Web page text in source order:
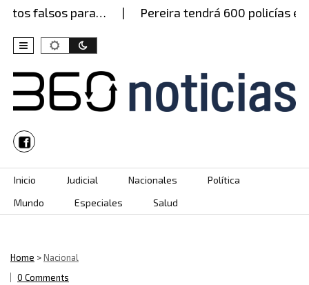
para… Pereira tendrá 600 policías este
Skip to content
Inicio Judicial Nacionales
Política
Mundo
Especiales Salud
Home >Nacional
0 Comments